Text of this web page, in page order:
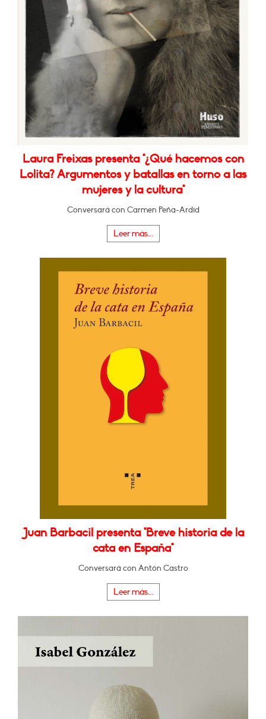
Laura Freixas presenta "¿Qué hacemos con
Lolita? Argumentos y batallas en torno a las
mujeres y la cultura"
Conversará con Carmen Peña-Ardid
Leer más...
Juan Barbacil presenta "Breve historia de la
cata en España"
Conversará con Antón Castro
Leer más...